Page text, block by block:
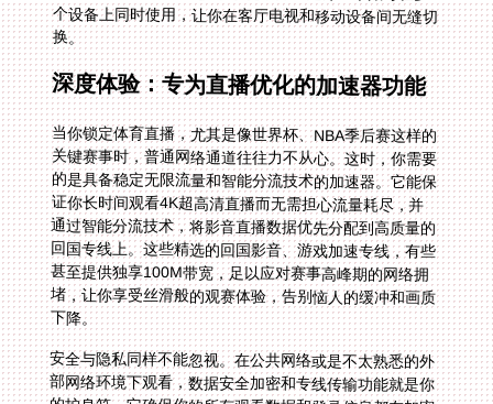
换。
深度体验：专为直播优化的加速器功能
当你锁定体育直播，尤其是像世界杯、NBA季后赛这样的
关键赛事时，普通网络通道往往力不从心。这时，你需要
的是具备稳定无限流量和智能分流技术的加速器。它能保
证你长时间观看4K超高清直播而无需担心流量耗尽，并
通过智能分流技术，将影音直播数据优先分配到高质量的
回国专线上。这些精选的回国影音、游戏加速专线，有些
甚至提供独享100M带宽，足以应对赛事高峰期的网络拥
堵，让你享受丝滑般的观赛体验，告别恼人的缓冲和画质
下降。
安全与隐私同样不能忽视。在公共网络或是不太熟悉的外
部网络环境下观看，数据安全加密和专线传输功能就是你
的护身符。它确保你的所有观看数据和登录信息都在加密
通道中传输，防止被窃取或窥探，让你可以安心登录国内
的平台账号。此外，靠谱的售后服务与实时技术保障是最
后的安全网。想象一下，决赛即将开始，加速器却突然出
现问题。此时，一个能提供7x24小时在线支持的专业技
术团队，能迅速帮你解决问题，远比你自己在网上盲目搜